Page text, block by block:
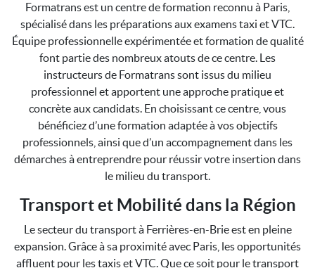
Formatrans est un centre de formation reconnu à Paris,
spécialisé dans les préparations aux examens taxi et VTC.
Équipe professionnelle expérimentée et formation de qualité
font partie des nombreux atouts de ce centre. Les
instructeurs de Formatrans sont issus du milieu
professionnel et apportent une approche pratique et
concrète aux candidats. En choisissant ce centre, vous
bénéficiez d’une formation adaptée à vos objectifs
professionnels, ainsi que d’un accompagnement dans les
démarches à entreprendre pour réussir votre insertion dans
le milieu du transport.
Transport et Mobilité dans la Région
Le secteur du transport à Ferrières-en-Brie est en pleine
expansion. Grâce à sa proximité avec Paris, les opportunités
affluent pour les taxis et VTC. Que ce soit pour le transport